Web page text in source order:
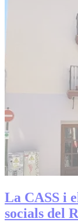
La CASS i
socials del